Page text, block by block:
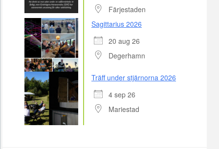
Färjestaden
Sagittarius 2026
20 aug 26
Degerhamn
Träff under stjärnorna 2026
4 sep 26
Mariestad